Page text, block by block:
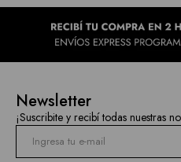
Newsletter
¡Suscribite y recibí todas nuestras